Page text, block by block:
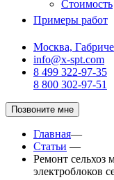
Стоимость
Примеры работ
Москва,
info@x-spt.com
8 499 322-97-35
8 800 302-97-51
Позвоните мне
Главная—
Статьи —
Ремонт сельхоз
электроблоков